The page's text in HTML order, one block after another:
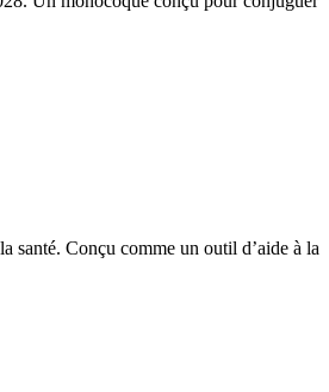
santé. Conçu comme un outil d’aide à la